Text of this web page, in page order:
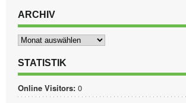
ARCHIV
Archiv
STATISTIK
Online Visitors: 0